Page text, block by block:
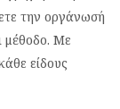
την οργάνωσή
μέθοδο. Με
είδους